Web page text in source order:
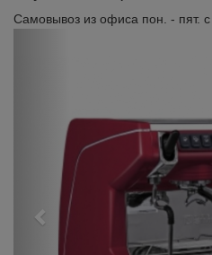
Самовывоз из офиса пон. - пят.